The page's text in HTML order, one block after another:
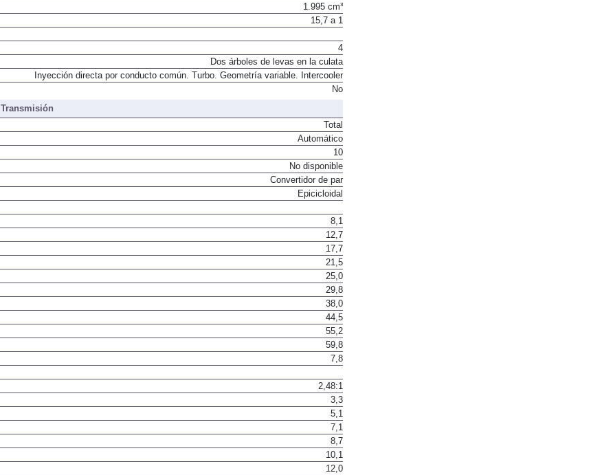
1.995 cm³
15,7 a 1
4
Dos árboles de levas en la culata
Inyección directa por conducto común. Turbo. Geometría variable. Intercooler
No
Transmisión
Total
Automático
10
No disponible
Convertidor de par
Epicicloidal
8,1
12,7
17,7
21,5
25,0
29,8
38,0
44,5
55,2
59,8
7,8
2,48:1
3,3
5,1
7,1
8,7
10,1
12,0